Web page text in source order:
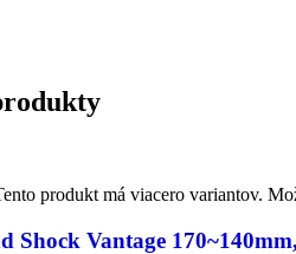
produkt má viacero variantov.
Shock Vantage